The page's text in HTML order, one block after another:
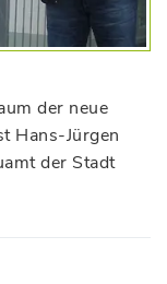
der neue
Hans-Jürgen
der Stadt